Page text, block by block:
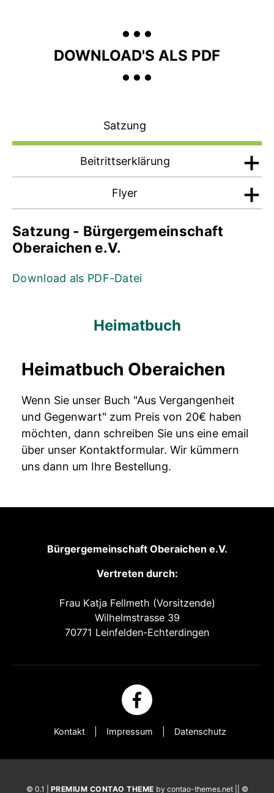
...
DOWNLOAD'S ALS PDF
...
Satzung
Beitrittserklärung
Flyer
Satzung - Bürgergemeinschaft
Oberaichen e.V.
Download als PDF-Datei
Heimatbuch
Heimatbuch Oberaichen
Wenn Sie unser Buch "Aus Vergangenheit
und Gegenwart" zum Preis von 20€ haben
möchten, dann schreiben Sie uns eine email
über unser Kontaktformular. Wir kümmern
uns dann um Ihre Bestellung.
Bürgergemeinschaft Oberaichen e.V.
Vertreten durch:
Frau Katja Fellmeth (Vorsitzende)
Wilhelmstrasse 39
70771 Leinfelden-Echterdingen
Kontakt Impressum Datenschutz
© 0.1 | PREMIUM CONTAO THEME by contao-themes.net || ©